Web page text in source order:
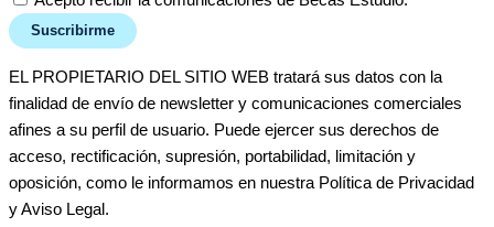
Suscribirme
EL PROPIETARIO DEL SITIO WEB tratará sus datos con la
finalidad de envío de newsletter y comunicaciones comerciales
afines a su perfil de usuario. Puede ejercer sus derechos de
acceso, rectificación, supresión, portabilidad, limitación y
oposición, como le informamos en nuestra Política de Privacidad
y Aviso Legal.